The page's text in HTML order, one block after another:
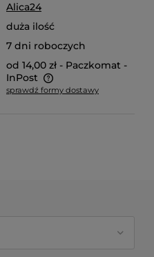
Alica24
duża ilość
7 dni roboczych
od 14,00 zł - Paczkomat -
InPost
kosztów płatności
sprawdź formy dostawy